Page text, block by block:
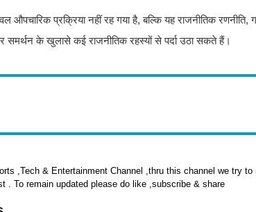
प्रक्रिया नहीं रह गया है, बल्कि यह राजनीतिक
समर्थन के खुलासे कई राजनीतिक रहस्यों से पर्दा उठा सकते हैं।
,Tech & Entertainment Channel ,thru this channel we try to
. To remain updated please do like ,subscribe & share